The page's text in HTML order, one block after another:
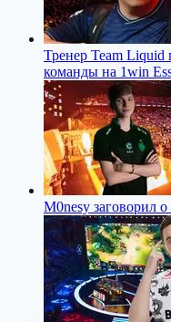
Тренер Team Liquid
команды на 1win
M0nesy заговорил